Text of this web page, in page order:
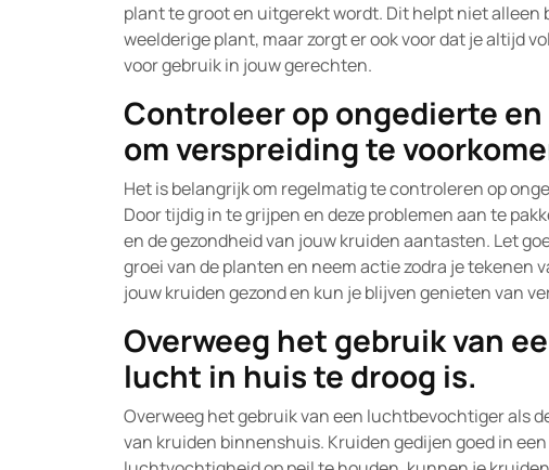
plant te groot en uitgerekt wordt. Dit helpt niet alleen
weelderige plant, maar zorgt er ook voor dat je altijd
voor gebruik in jouw gerechten.
Controleer op ongedierte
om verspreiding te
Het is belangrijk om regelmatig te controleren op
Door tijdig in te grijpen en deze problemen aan te
en de gezondheid van jouw kruiden aantasten. Let
groei van de planten en neem actie zodra je tekenen
jouw kruiden gezond en kun je blijven genieten van
Overweeg het gebruik van
lucht in huis te droog is.
Overweeg het gebruik van een luchtbevochtiger als
van kruiden binnenshuis. Kruiden gedijen goed in